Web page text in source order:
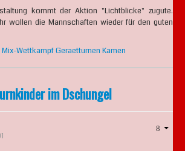
kommt der Aktion "Lichtblicke" zugute.
wollen die Mannschaften wieder für den guten
im Dschungel